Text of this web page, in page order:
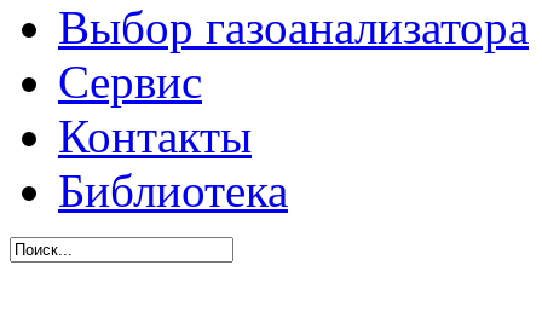
Выбор газоанализатора
Сервис
Контакты
Библиотека